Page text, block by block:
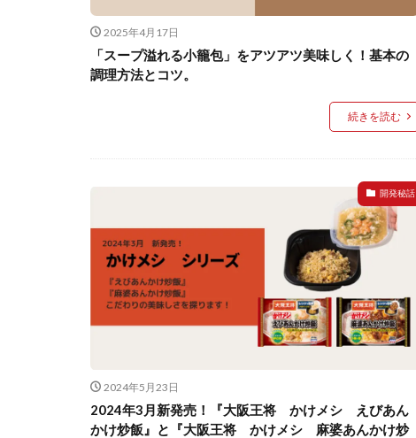
2025年4月17日
「スープ溢れる小籠包」をアツアツ美味しく！基本の
調理方法とコツ。
続きを読む
開発秘話
2024年5月23日
2024年3月新発売！『大阪王将 かけメシ えびあん
かけ炒飯』と『大阪王将 かけメシ 麻婆あんかけ炒